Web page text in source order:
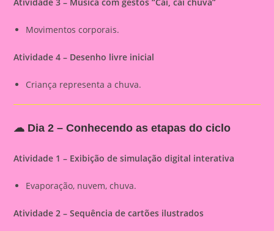
Movimentos corporais.
Atividade 4 – Desenho livre inicial
Criança representa a chuva.
☁ Dia 2 – Conhecendo as etapas do ciclo
Atividade 1 – Exibição de simulação digital interativa
Evaporação, nuvem, chuva.
Atividade 2 – Sequência de cartões ilustrados